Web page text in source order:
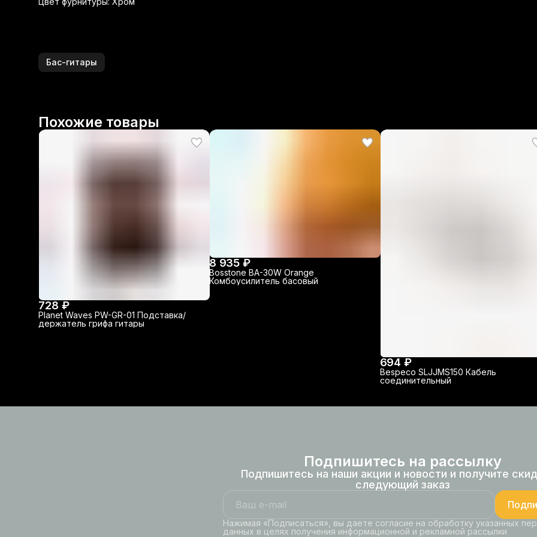
Бас-гитары
Похожие товары
728 ₽
Planet Waves PW-GR-01 Подставка/
держатель грифа гитары
8 935 ₽
Bosstone BA-30W Orange
Комбоусилитель басовый
694 ₽
Bespeco SLJJMS150 Кабель
соединительный
Подпишитесь на рассылку
Подпишитесь на наши акции и новости и получите
следующий заказ
Нажимая «Подписаться», вы даете согласие на обработку указанных
данных в целях получения информационной и рекламной рассылки